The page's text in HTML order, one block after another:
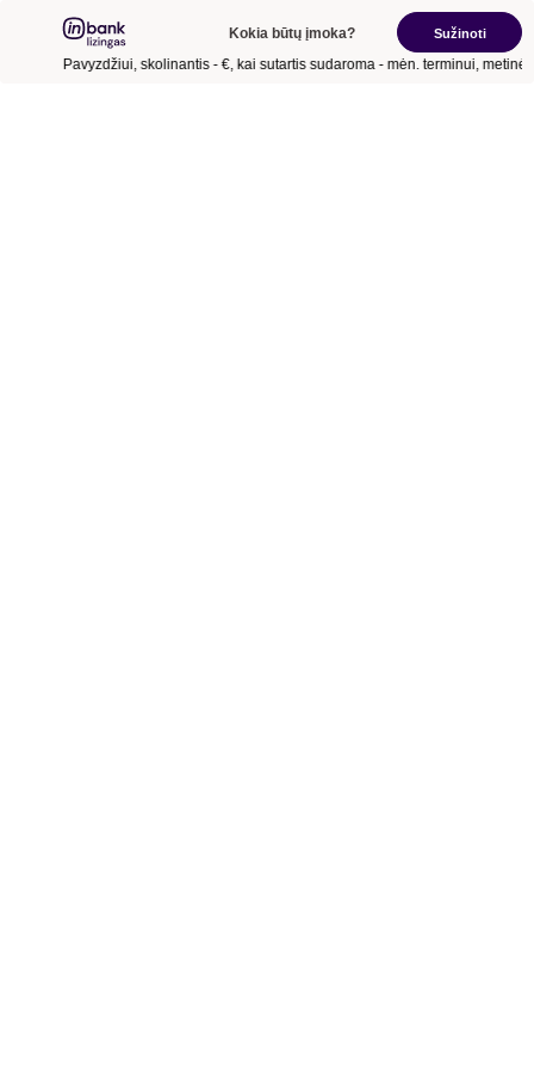
Sužinoti
Kokia būtų įmoka?
Pavyzdžiui, skolinantis- €, kai sutartis sudaroma- mėn.terminui, metinė